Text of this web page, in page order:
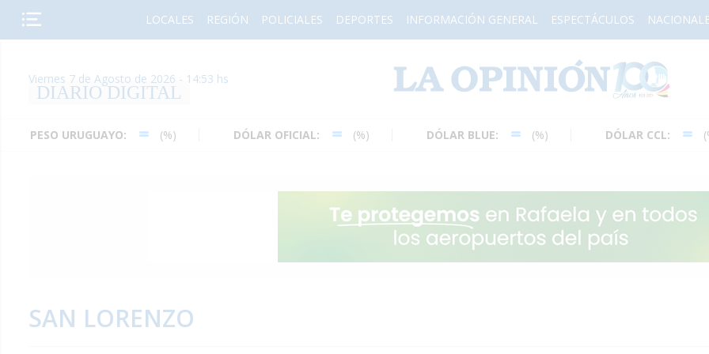
LOCALES REGIÓN POLICIALES DEPORTES INFORMACIÓN GENERAL ESPECTÁCULOS
Viernes 7 de Agosto de 2026 - 14:53 hs
DIARIO DIGITAL
(%) DÓLAR OFICIAL: (%) DÓLAR BLUE: (%) DÓLAR CCL: (%)
SAN LORENZO